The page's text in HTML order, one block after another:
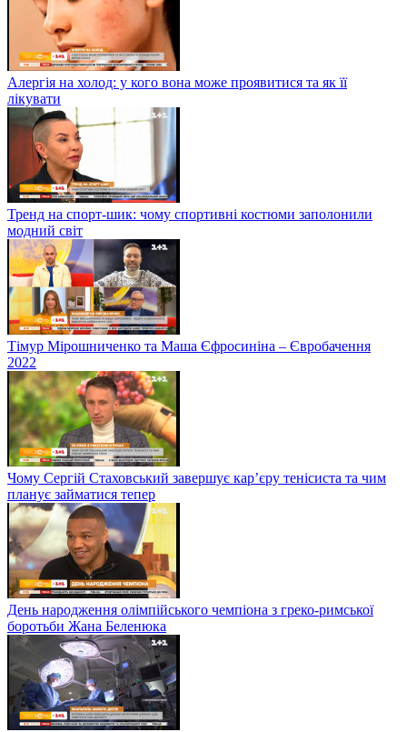
Алергія на холод: у кого вона може проявитися та як її
лікувати
Тренд на спорт-шик: чому спортивні костюми заполонили
модний світ
Тімур Мірошниченко та Маша Єфросиніна – Євробачення
2022
Чому Сергій Стаховський завершує кар’єру тенісиста та чим
планує займатися тепер
День народження олімпійського чемпіона з греко-римської
боротьби Жана Беленюка